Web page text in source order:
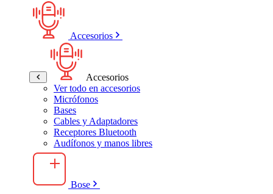
Accesorios
Accesorios
Ver todo en accesorios
Micrófonos
Bases
Cables y Adaptadores
Receptores Bluetooth
Audífonos y manos libres
Bose